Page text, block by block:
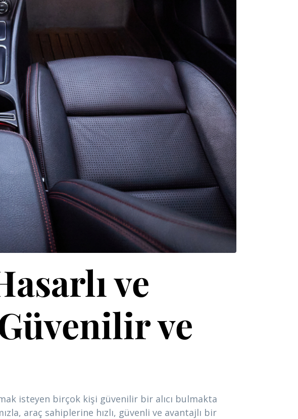
ve
ve
isteyen birçok kişi güvenilir bir alıcı bulmakta
araç sahiplerine hızlı, güvenli ve avantajlı bir